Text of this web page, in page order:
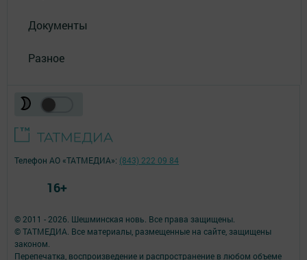
Документы
Разное
© 2011 - 2026. Шешминская новь. Все права защищены.
© ТАТМЕДИА. Все материалы, размещенные на сайте, защищены
законом.
Перепечатка, воспроизведение и распространение в любом объеме
Телефон АО «ТАТМЕДИА»: (843) 222 09 84
16+